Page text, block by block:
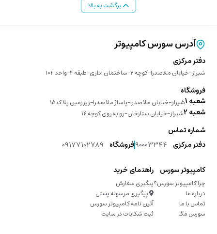
برگشت به بالا
آدرس سورس کامپیوتر
دفتر مرکزی
شیراز-خیابان ملاصدرا-کوچه 2-ساختمان اداری-طبقه 4-واحد 104
فروشگاه
شعبه 1 شیراز-خیابان ملاصدرا-پاساژ ملاصدرا-زیرزمین پلاک 15
شعبه 2 شیراز-خیابان ستارخان-رو به روی کوچه 14
شماره تماس
دفتر مرکزی 90003344فروشگاه 09177102789
کامپیوتر سورس
چرا کامپیوتر سورس؟
درباره ما
تماس با ما
سورس مگ
راهنمای خرید
پیگیری سفارش
پیگیری مرسوله پستی
آئین نامه کامپیوتر سورس
ثبت شکایات در سایت